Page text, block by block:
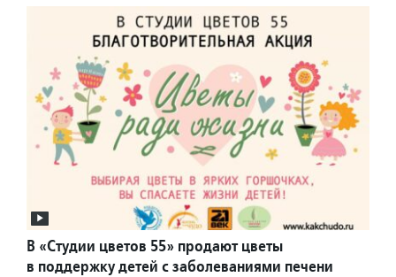
В «Студии цветов 55» продают цветы
в поддержку детей с заболеваниями печени